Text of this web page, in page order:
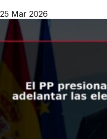
25 Mar 2026